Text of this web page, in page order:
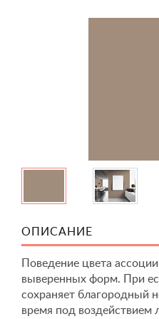
ОПИСАНИЕ
Поведение цвета
выверенных форм. При
сохраняет благородный
время под воздействием